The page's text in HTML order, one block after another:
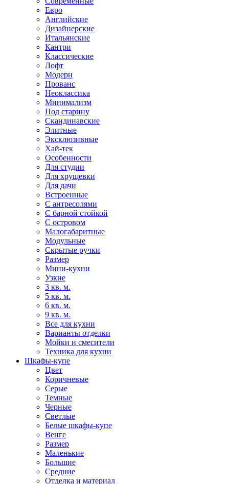
Евро
Английские
Дизайнерские
Итальянские
Кантри
Классические
Лофт
Модерн
Прованс
Неоклассика
Минимализм
Под старину
Скандинавские
Элитные
Эксклюзивные
Хай-тек
Особенности
Для студии
Для хрущевки
Для дачи
Встроенные
С антресолями
С барной стойкой
С островом
Малогабаритные
Модульные
Скрытые ручки
Размер
Мини-кухни
Узкие
3 кв. м.
5 кв. м.
6 кв. м.
9 кв. м.
Все для кухни
Варианты отделки
Мойки и смесители
Техника для кухни
Шкафы-купе
Цвет
Коричневые
Серые
Темные
Черные
Светлые
Белые шкафы-купе
Венге
Размер
Маленькие
Большие
Средние
Отделка и материал